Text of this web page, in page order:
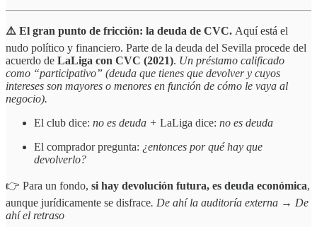
⚠️ El gran punto de fricción: la deuda de CVC. Aquí está el
nudo político y financiero. Parte de la deuda del Sevilla procede del
acuerdo de LaLiga con CVC (2021). Un préstamo calificado
como “participativo” (deuda que tienes que devolver y cuyos
intereses son mayores o menores en función de cómo le vaya al
negocio).
El club dice: no es deuda + LaLiga dice: no es deuda
El comprador pregunta: ¿entonces por qué hay que
devolverlo?
👉 Para un fondo, si hay devolución futura, es deuda económica,
aunque jurídicamente se disfrace. De ahí la auditoría externa → De
ahí el retraso